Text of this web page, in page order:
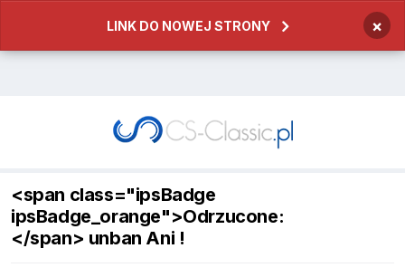
LINK DO NOWEJ STRONY ×
<span class="ipsBadge
ipsBadge_orange">Odrzucone:
</span> unban Ani !